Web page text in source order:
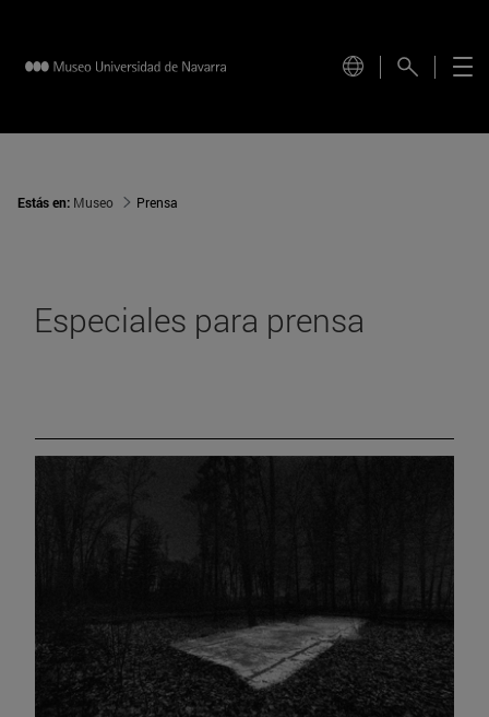
Estás en: Museo Prensa
Especiales para prensa